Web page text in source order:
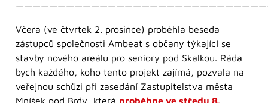
Včera (ve čtvrtek 2. prosince) proběhla beseda
zástupců společnosti Ambeat s občany týkající se
stavby nového areálu pro seniory pod Skalkou. Ráda
bych každého, koho tento projekt zajímá, pozvala na
veřejnou schůzi při zasedání Zastupitelstva města
Mníšek pod Brdy, která proběhne ve středu 8.